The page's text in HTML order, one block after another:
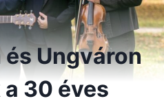
Ungváron
30 éves